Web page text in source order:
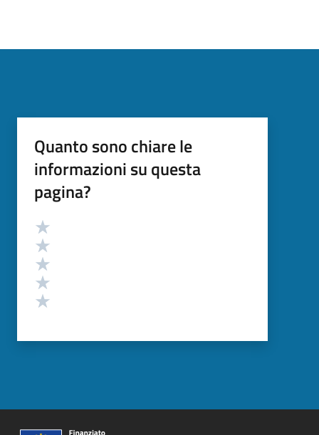
Quanto sono chiare le
informazioni su questa
pagina?
Valutazione